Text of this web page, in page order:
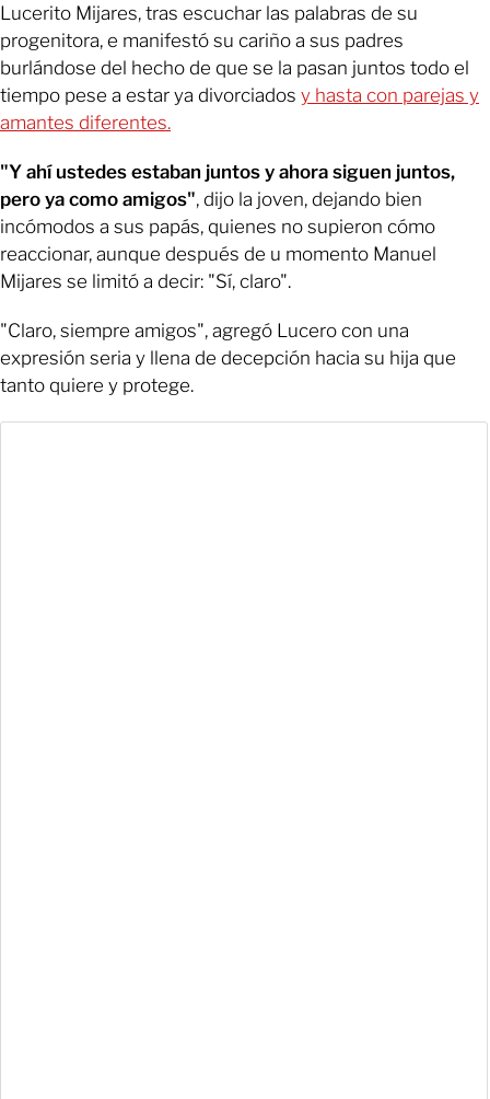
Lucerito Mijares, tras escuchar las palabras de su
progenitora, e manifestó su cariño a sus padres
burlándose del hecho de que se la pasan juntos todo el
tiempo pese a estar ya divorciados y hasta con parejas y
amantes diferentes.
"Y ahí ustedes estaban juntos y ahora siguen juntos,
pero ya como amigos", dijo la joven, dejando bien
incómodos a sus papás, quienes no supieron cómo
reaccionar, aunque después de u momento Manuel
Mijares se limitó a decir: "Sí, claro".
"Claro, siempre amigos", agregó Lucero con una
expresión seria y llena de decepción hacia su hija que
tanto quiere y protege.